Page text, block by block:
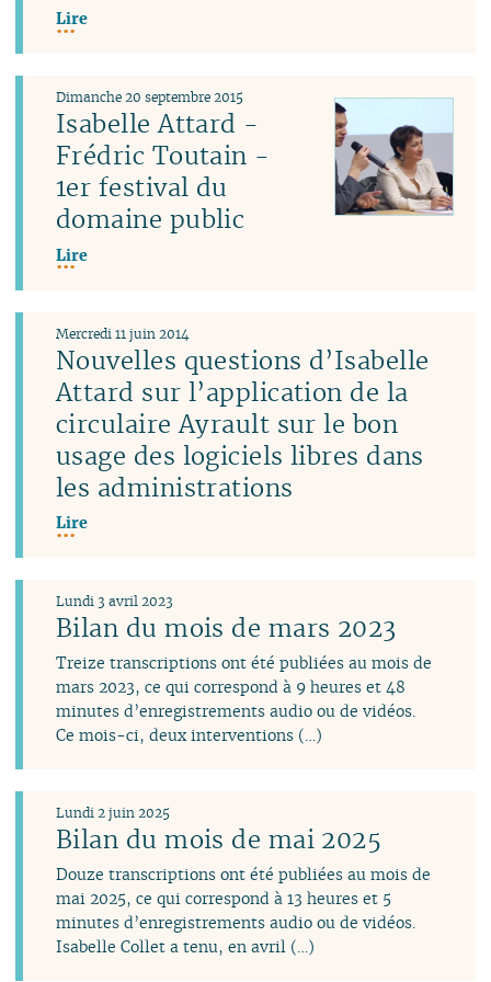
Lire
Isabelle Attard -
Frédric Toutain -
1er festival du
domaine public
Dimanche 20 septembre 2015
Lire
Nouvelles questions d’Isabelle
Attard sur l’application de la
circulaire Ayrault sur le bon
usage des logiciels libres dans
les administrations
Mercredi 11 juin 2014
Lire
Bilan du mois de mars 2023
Lundi 3 avril 2023
Treize transcriptions ont été publiées au mois de
mars 2023, ce qui correspond à 9 heures et 48
minutes d’enregistrements audio ou de vidéos.
Ce mois-ci, deux interventions (…)
Bilan du mois de mai 2025
Lundi 2 juin 2025
Douze transcriptions ont été publiées au mois de
mai 2025, ce qui correspond à 13 heures et 5
minutes d’enregistrements audio ou de vidéos.
Isabelle Collet a tenu, en avril (…)